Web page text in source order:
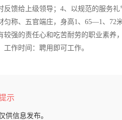
反馈给上级领导；4、以规范的服务
匀称、五官端庄，身高1、65—1、72
较强的责任心和吃苦耐劳的职业素养
工作时间：聘用即可工作。
示
供信息发布。